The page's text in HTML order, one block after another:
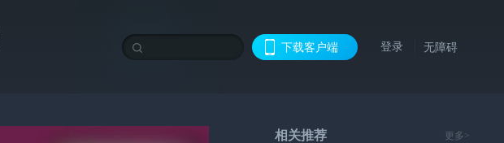
下载客户端 登录 无障碍
相关推荐 更多>